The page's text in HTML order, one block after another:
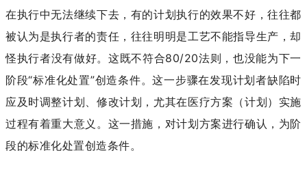
在执行中无法继续下去，有的计划执行的效果不好，往往都
被认为是执行者的责任，往往明明是工艺不能指导生产，却
怪执行者没有做好。这既不符合80/20法则，也没能为下一
阶段“标准化处置”创造条件。这一步骤在发现计划者缺陷时
应及时调整计划、修改计划，尤其在医疗方案（计划）实施
过程有着重大意义。这一措施，对计划方案进行确认，为阶
段的标准化处置创造条件。